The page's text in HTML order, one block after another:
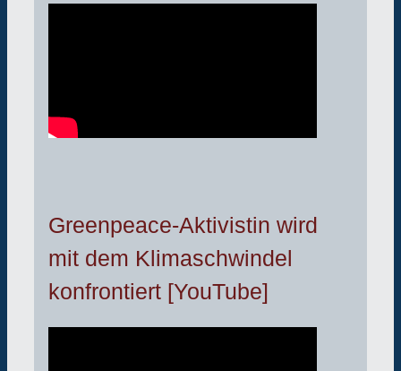
Greenpeace-Aktivistin wird
mit dem Klimaschwindel
konfrontiert [YouTube]